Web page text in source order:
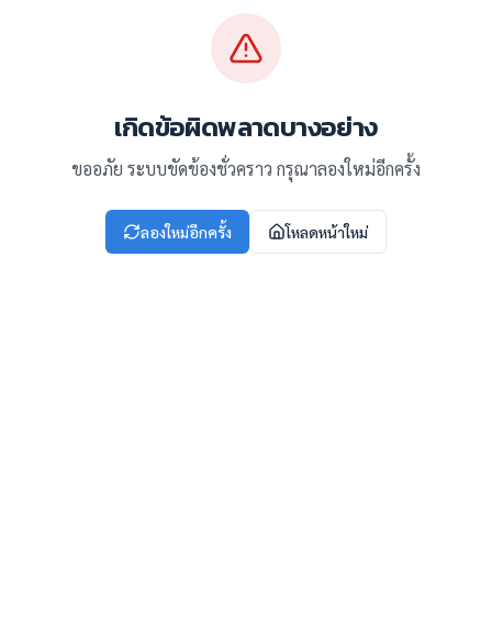
เกิดข้อผิดพลาดบางอย่าง
ขออภัย ระบบขัดข้องชั่วคราว กรุณาลองใหม่อีกครั้ง
ลองใหม่อีกครั้ง โหลดหน้าใหม่